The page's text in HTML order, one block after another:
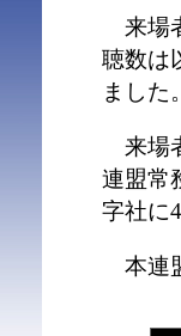
来場
聴数は
ました。
来場
連盟常
字社に
本連